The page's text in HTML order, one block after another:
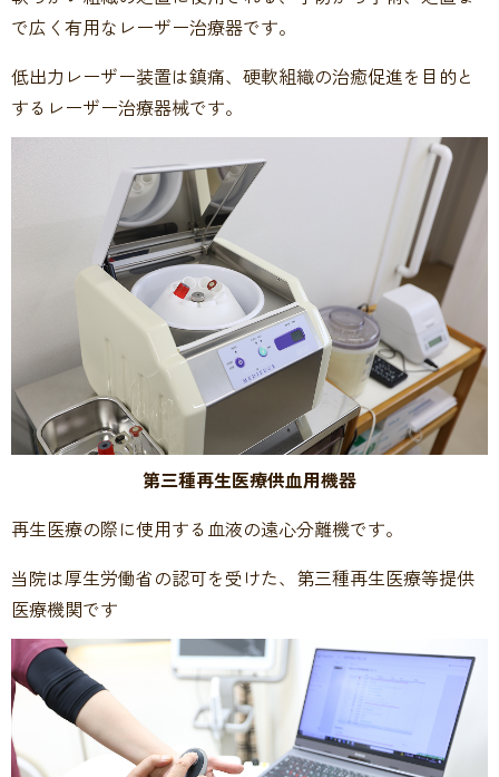
で広く有用なレーザー治療器です。
低出力レーザー装置は鎮痛、硬軟組織の治癒促進を目的と
するレーザー治療器械です。
第三種再生医療供血用機器
再生医療の際に使用する血液の遠心分離機です。
当院は厚生労働省の認可を受けた、第三種再生医療等提供
医療機関です